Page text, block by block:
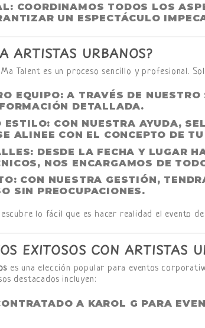
: COORDINAMOS TODOS LOS
UN ESPECTÁCULO
ARTISTAS URBANOS?
Talent es un proceso sencillo y profesional.
EQUIPO: A TRAVÉS DE
DETALLADA.
ESTILO: CON NUESTRA AYUDA,
ALINEE CON EL CONCEPTO DE
: DESDE LA FECHA Y LUGAR
NOS ENCARGAMOS DE
: CON NUESTRA GESTIÓN,
SIN PREOCUPACIONES.
lo fácil que es hacer realidad el evento de
EXITOSOS CON ARTISTAS
es una elección popular para eventos
destacados incluyen:
A KAROL G PARA